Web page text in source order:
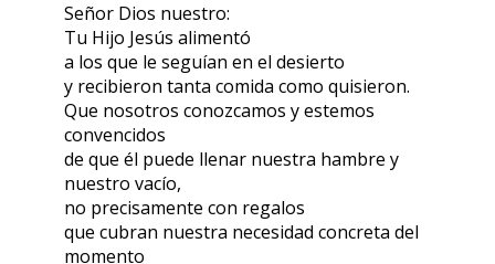
Señor Dios nuestro:
Tu Hijo Jesús alimentó
a los que le seguían en el desierto
y recibieron tanta comida como quisieron.
Que nosotros conozcamos y estemos
convencidos
de que él puede llenar nuestra hambre y
nuestro vacío,
no precisamente con regalos
que cubran nuestra necesidad concreta del
momento